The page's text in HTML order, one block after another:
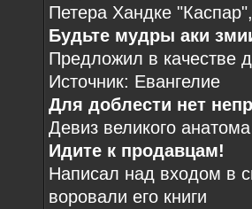
Петера Хандке
Будьте мудры аки
Предложил в качестве
Источник: Евангелие
Для доблести нет
Девиз великого
Идите к продавцам!
Написал над входом в
воровали его книги